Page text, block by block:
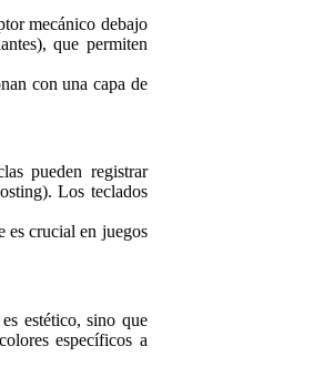
mecánico debajo
que permiten
con una capa de
pueden registrar
Los teclados
es crucial en juegos
estético, sino que
específicos a